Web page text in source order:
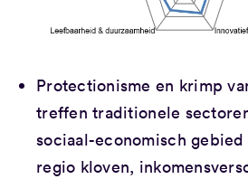
Protectionisme en krimp
treffen traditionele
sociaal-economisch
regio kloven,